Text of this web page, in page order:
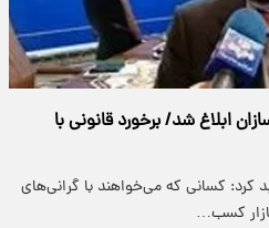
ابلاغ شد/ برخورد قانونی با
کسانی که می‌خواهند با گرانی‌های
کسب…